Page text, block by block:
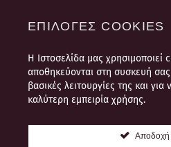
ΌΡΟΙ
ΠΛΗΡΟΦΟΡΊΕΣ
ΕΠΙΛΟΓΈΣ COOKIES
Η Ιστοσελίδα μας χρησιμοποιεί
αποθηκεύονται στη συσκευή σας
βασικές λειτουργίες της και
καλύτερη εμπειρία χρήσης.
Αποδοχή